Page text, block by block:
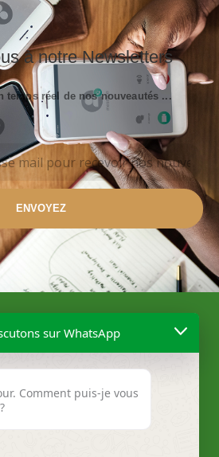
à notre Newsletters
temps réel de nos nouveautés ...
ENVOYEZ
sur WhatsApp
Comment puis-je vous